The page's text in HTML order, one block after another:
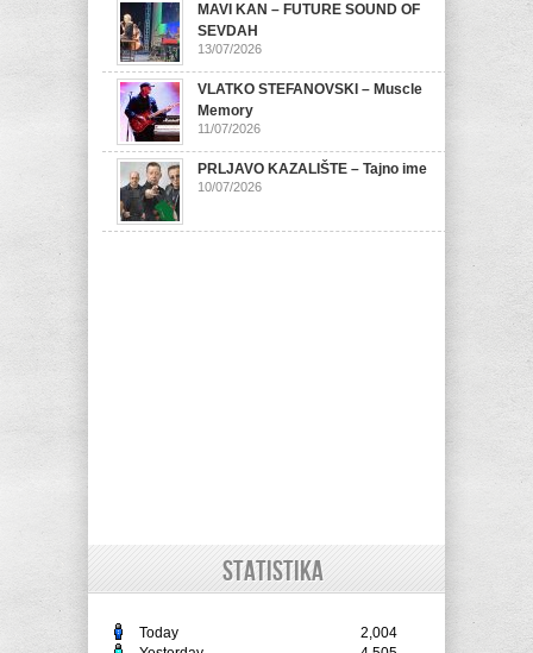
MAVI KAN – FUTURE SOUND OF
SEVDAH
13/07/2026
VLATKO STEFANOVSKI – Muscle
Memory
11/07/2026
PRLJAVO KAZALIŠTE – Tajno ime
10/07/2026
STATISTIKA
Today
2,004